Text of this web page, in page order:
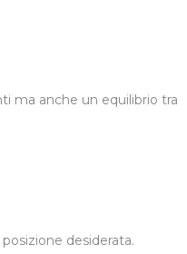
ma anche un equilibrio tra
desiderata.